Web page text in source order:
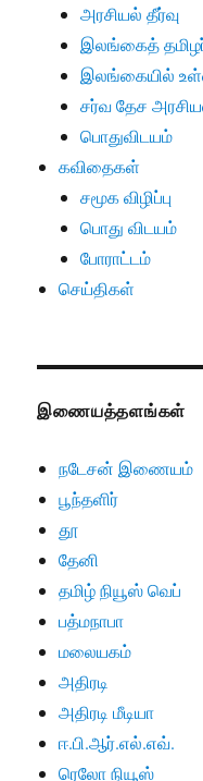
அரசியல் தீர்வு
இலங்கைத்
இலங்கையில்
சர்வ தேச
பொதுவிடயம்
கவிதைகள்
சமூக விழிப்பு
பொது விடயம்
போராட்டம்
செய்திகள்
இணையத்தளங்கள்
நடேசன் இணையம்
பூந்தளிர்
தூ
தேனி
தமிழ் நியூஸ் வெப்
பத்மநாபா
மலையகம்
அதிரடி
அதிரடி மீடியா
ஈ.பி.ஆர்.எல்.எவ்.
ரெலோ நியூஸ்